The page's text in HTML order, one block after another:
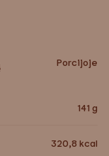
Porcijoje
141 g
320,8 kcal